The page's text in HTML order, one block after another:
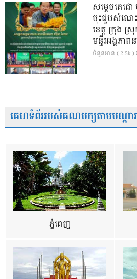
សម្តេចតេជ
ចុះជួបសំណេ
ខេត្ត ក្រុង ស្
មន្ទីរអង្គភា
ចំនួនអាន ( 2.5k )
គេហទំព័ររបស់គណបក្សតាមបណ្តារ
ភ្នំពេញ